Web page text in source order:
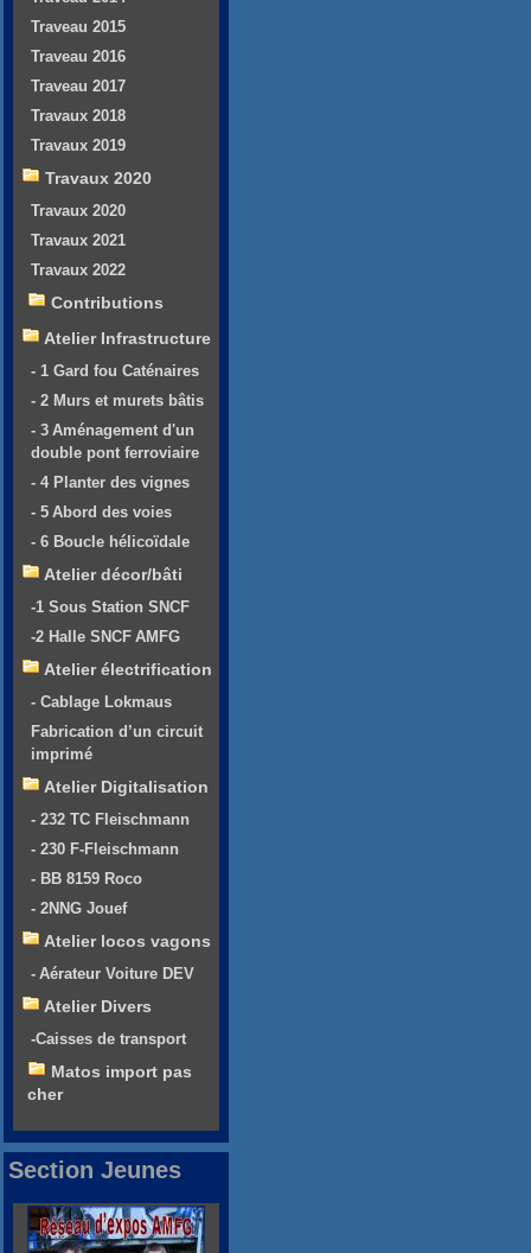
Traveau 2015
Traveau 2016
Traveau 2017
Travaux 2018
Travaux 2019
Travaux 2020
Travaux 2020
Travaux 2021
Travaux 2022
Contributions
Atelier Infrastructure
- 1 Gard fou Caténaires
- 2 Murs et murets bâtis
- 3 Aménagement d'un
double pont ferroviaire
- 4 Planter des vignes
- 5 Abord des voies
- 6 Boucle hélicoïdale
Atelier décor/bâti
-1 Sous Station SNCF
-2 Halle SNCF AMFG
Atelier électrification
- Cablage Lokmaus
Fabrication d’un circuit
imprimé
Atelier Digitalisation
- 232 TC Fleischmann
- 230 F-Fleischmann
- BB 8159 Roco
- 2NNG Jouef
Atelier locos vagons
- Aérateur Voiture DEV
Atelier Divers
-Caisses de transport
Matos import pas
cher
Section Jeunes